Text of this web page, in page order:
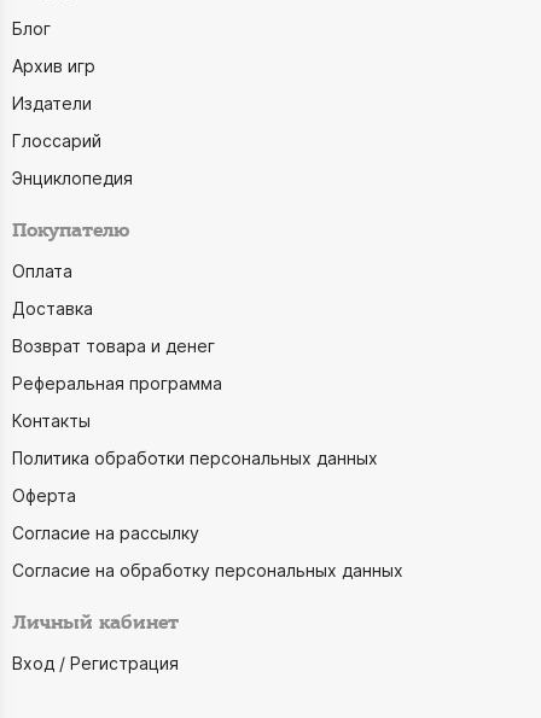
Блог
Архив игр
Издатели
Глоссарий
Энциклопедия
Покупателю
Оплата
Доставка
Возврат товара и денег
Реферальная программа
Контакты
Политика обработки персональных данных
Оферта
Согласие на рассылку
Согласие на обработку персональных данных
Личный кабинет
Вход / Регистрация